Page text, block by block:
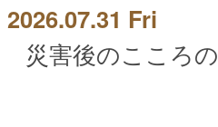
2026.07.31 Fri
災害後のこころ